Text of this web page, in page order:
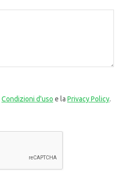
Condizioni d'uso e la Privacy Policy.